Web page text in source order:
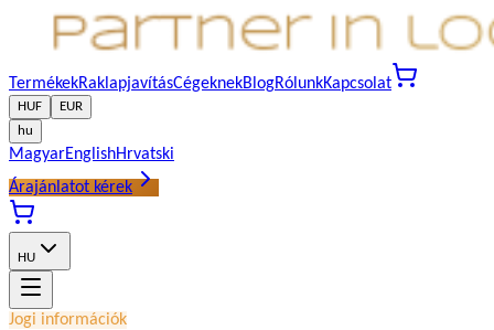
TermékekRaklapjavításCégeknekBlogRólunkKapcsolat
HUF
EUR
hu
MagyarEnglishHrvatski
Árajánlatot kérek
HU
Jogi információk